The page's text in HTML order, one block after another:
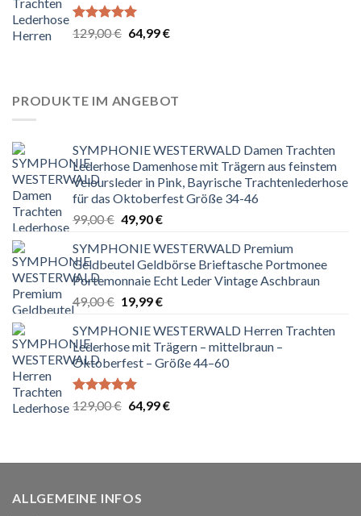
Bewertet
5.00
129,00€ Ursprünglicher
64,99€Aktueller
PRODUKTE IM ANGEBOT
SYMPHONIE WESTERWALD Damen Trachten
Lederhose Damenhose mit Trägern aus feinstem
Veloursleder in Pink, Bayrische Trachtenlederhose
für das Oktoberfest Größe 34-46
99,00€ Ursprünglicher
war:
99,00 €
49,90€Aktueller
ist:
49,90 €.
SYMPHONIE WESTERWALD Premium
Geldbeutel Geldbörse Brieftasche Portmonee
Portemonnaie Echt Leder Vintage Aschbraun
49,00€ Ursprünglicher
war:
49,00 €
19,99€Aktueller
ist:
19,99 €.
SYMPHONIE WESTERWALD Herren Trachten
Lederhose mit Trägern – mittelbraun –
Oktoberfest – Größe 44–60
Bewertet
5.00
129,00€ Ursprünglicher
64,99€Aktueller
ALLGEMEINE INFOS